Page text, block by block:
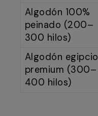
Algodón 100%
peinado (200–
300 hilos)
Algodón egipcio
premium (300–
400 hilos)